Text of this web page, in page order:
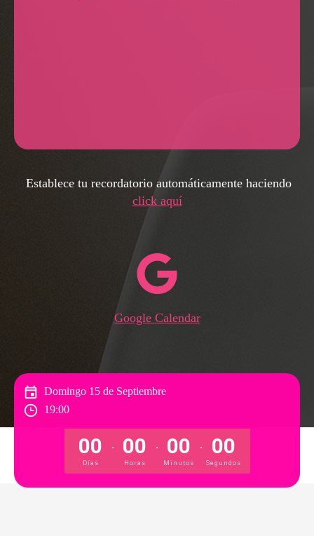
Establece tu recordatorio automáticamente haciendo
click aquí
Google Calendar
Domingo 15 de Septiembre
19:00
00
Días
. 00
Horas
. 00
Minutos
. 00
Segundos